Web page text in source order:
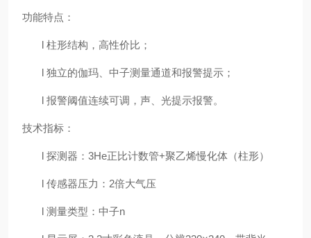
功能特点：
l 柱形结构，高性价比；
l 独立的伽玛、中子测量通道和报警提示；
l 报警阈值连续可调，声、光提示报警。
技术指标：
l 探测器：3He正比计数管+聚乙烯慢化体（柱形）
l 传感器压力：2倍大气压
l 测量类型：中子n